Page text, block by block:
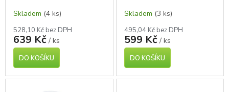
t
ů
Skladem (4 ks)
528,10 Kč bez DPH
639 Kč / ks
DO KOŠÍKU
Skladem (3 ks)
495,04 Kč bez DPH
599 Kč / ks
DO KOŠÍKU